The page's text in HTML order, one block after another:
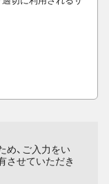
め、ご入力をい
させていただき